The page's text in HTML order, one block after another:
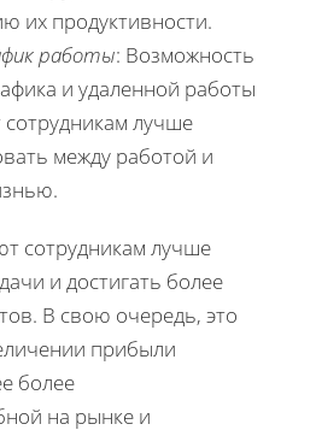
их продуктивности.
работы: Возможность
и удаленной работы
сотрудникам лучше
между работой и
сотрудникам лучше
и достигать более
В свою очередь, это
прибыли
более
на рынке и